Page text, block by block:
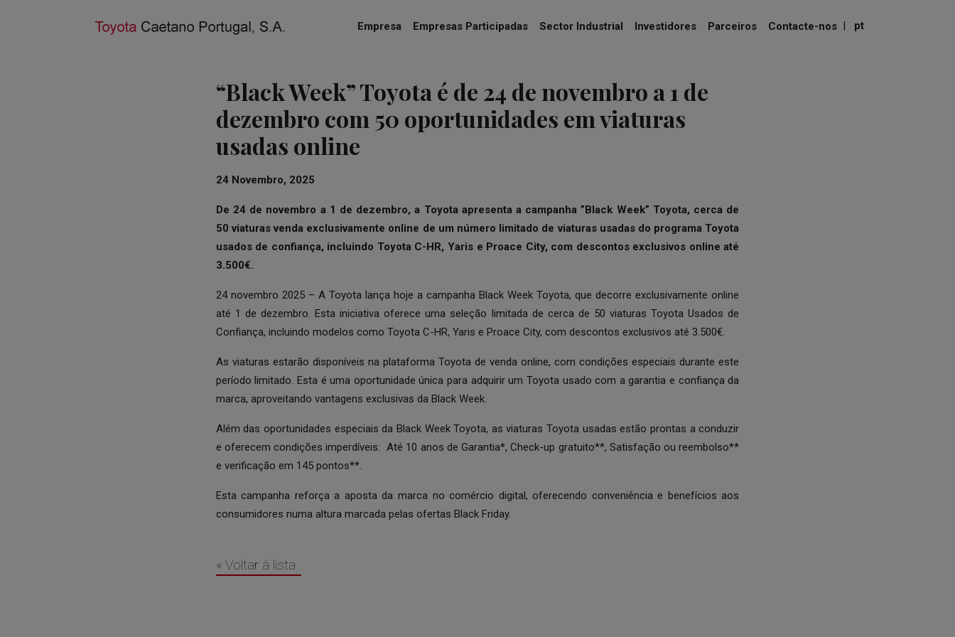
Empresa Empresas Participadas Sector Industrial Investidores Parceiros Contacte-nos | pt
“Black Week” Toyota é de 24 de novembro a 1 de
dezembro com 50 oportunidades em viaturas
usadas online
24 Novembro, 2025
De 24 de novembro a 1 de dezembro, a Toyota apresenta a campanha”Black Week” Toyota, cerca de
50 viaturas venda exclusivamente online de um número limitado de viaturas usadas do programa Toyota
usados de confiança, incluindo Toyota C-HR, Yaris e Proace City, com descontos exclusivos online até
3.500€.
24 novembro 2025 – A Toyota lança hoje a campanhaBlack Week Toyota, que decorre exclusivamente online
até 1 de dezembro. Esta iniciativa oferece uma seleção limitada de cerca de 50 viaturas Toyota Usados de
Confiança, incluindo modelos como Toyota C-HR, Yaris e Proace City, com descontos exclusivos até 3.500€.
As viaturas estarão disponíveis na plataforma Toyota de venda online, com condições especiais durante este
período limitado. Esta é uma oportunidade única para adquirir um Toyota usado com a garantia e confiança da
marca, aproveitando vantagens exclusivas da Black Week.
Além das oportunidades especiais da Black Week Toyota, as viaturas Toyota usadas estão prontas a conduzir
e oferecem condições imperdíveis: Até 10 anos de Garantia*, Check-up gratuito**, Satisfação ou reembolso**
e verificação em 145 pontos**.
Esta campanha reforça a aposta da marca no comércio digital, oferecendo conveniência e benefícios aos
consumidores numa altura marcada pelas ofertas Black Friday.
« Voltar à lista